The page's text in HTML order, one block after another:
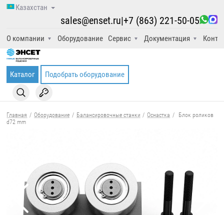
Казахстан
О компании Оборудование Сервис Документация
sales@enset.ru|+7 (863) 221-50-05
Каталог Подобрать оборудование
Главная / Оборудование / Балансировочные станки / Оснастка /
Блок роликов
d72 mm